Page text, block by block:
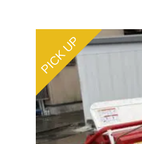
PICK UP